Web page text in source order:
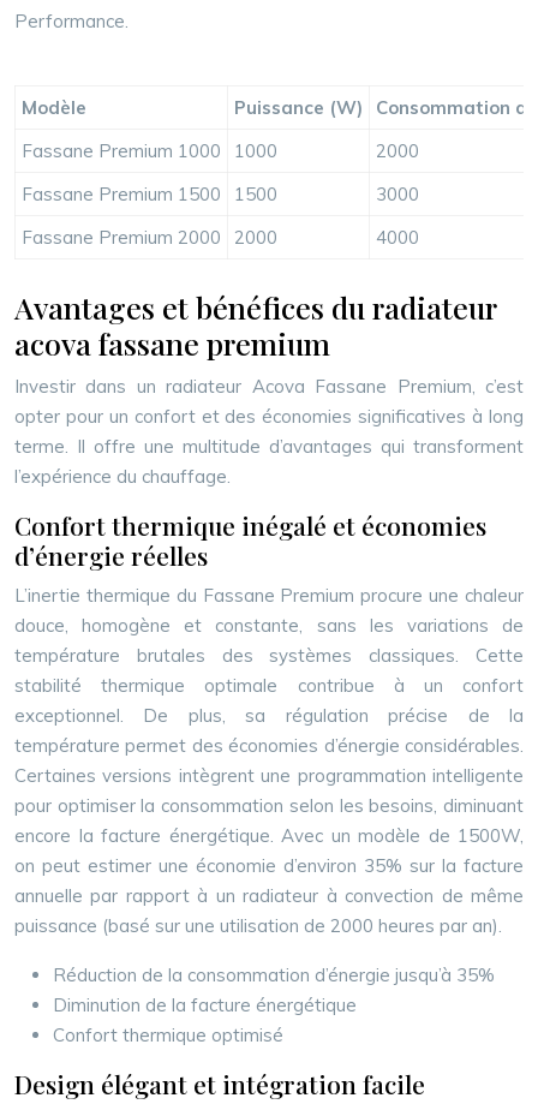
Performance.
Modèle Puissance (W)
Consommation
Fassane Premium 1000
1000
2000
Fassane Premium 1500
1500
3000
Fassane Premium 2000
2000 4000
Avantages et bénéfices du radiateur
acova fassane premium
Investir dans un radiateur Acova Fassane Premium, c’est
opter pour un confort et des économies significatives à long
terme. Il offre une multitude d’avantages qui transforment
l’expérience du chauffage.
Confort thermique inégalé et économies
d’énergie réelles
L’inertie thermique du Fassane Premium procure une chaleur
douce, homogène et constante, sans les variations de
température brutales des systèmes classiques. Cette
stabilité thermique optimale contribue à un confort
exceptionnel. De plus, sa régulation précise de la
température permet des économies d’énergie considérables.
Certaines versions intègrent une programmation intelligente
pour optimiser la consommation selon les besoins, diminuant
encore la facture énergétique. Avec un modèle de 1500W,
on peut estimer une économie d’environ 35% sur la facture
annuelle par rapport à un radiateur à convection de même
puissance (basé sur une utilisation de 2000 heures par an).
Réduction de la consommation d’énergie jusqu’à 35%
Diminution de la facture énergétique
Confort thermique optimisé
Design élégant et intégration facile